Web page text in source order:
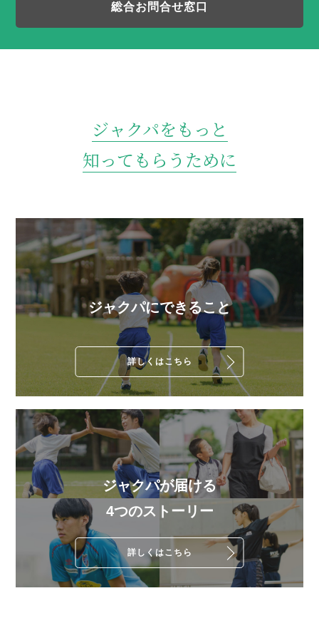
総合お問合せ窓口
ジャクパをもっと
知ってもらうために
ジャクパにできること
詳しくはこちら
ジャクパが届ける
4つのストーリー
詳しくはこちら